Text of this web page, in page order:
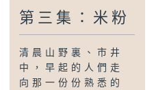
第三集：米粉
清晨山野裏、市井
中，早起的人們走
向那一份份熟悉的